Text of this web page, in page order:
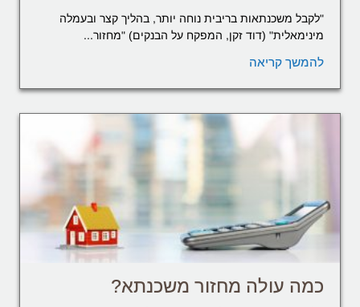
"לקבל משכנתאות בריבית נוחה יותר, בהליך קצר ובעמלה
מינימאלית" (דוד זקן, המפקח על הבנקים) "מחזור...
להמשך קריאה
כמה עולה מחזור משכנתא?